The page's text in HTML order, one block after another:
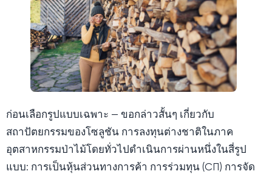
ก่อนเลือกรูปแบบเฉพาะ — ขอกล่าวสั้นๆ เกี่ยวกับ
สถาปัตยกรรมของโซลูชัน การลงทุนต่างชาติในภาค
อุตสาหกรรมป่าไม้โดยทั่วไปดำเนินการผ่านหนึ่งในสี่รูป
แบบ: การเป็นหุ้นส่วนทางการค้า การร่วมทุน (СП) การจัด